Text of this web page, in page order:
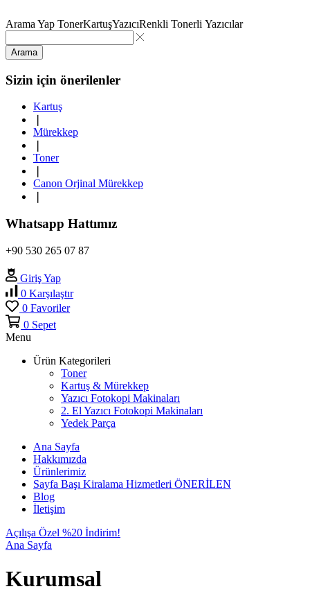
Arama Yap TonerKartuşYazıcıRenkli Tonerli Yazıcılar
Arama
Sizin için önerilenler
Kartuş
Mürekkep
Toner
Canon Orjinal Mürekkep
Whatsapp Hattımız
+90 530 265 07 87
Giriş Yap
0 Karşılaştır
0 Favoriler
0 Sepet
Menu
Ürün Kategorileri
Toner
Kartuş & Mürekkep
Yazıcı Fotokopi Makinaları
2. El Yazıcı Fotokopi Makinaları
Yedek Parça
Ana Sayfa
Hakkımızda
Ürünlerimiz
Sayfa Başı Kiralama Hizmetleri ÖNERİLEN
Blog
İletişim
Açılışa Özel %20 İndirim!
Ana Sayfa
Kurumsal